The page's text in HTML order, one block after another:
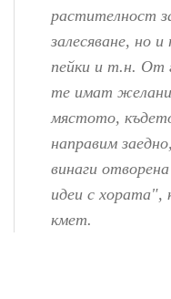
растителност
залесяване, но
пейки и т.н. От
те имат
мястото,
направим
винаги
идеи с хората",
кмет.